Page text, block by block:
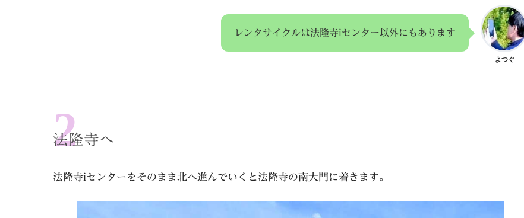
よつぐ
レンタサイクルは法隆寺iセンター以外にもあります
法隆寺へ
法隆寺iセンターをそのまま北へ進んでいくと法隆寺の南大門に着きます。